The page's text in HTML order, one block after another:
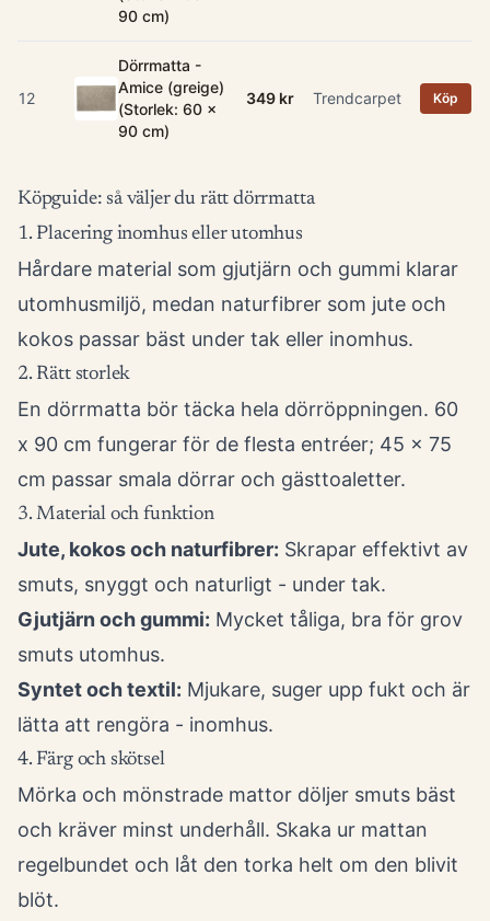
90 cm)
12
Dörrmatta -
Amice (greige)
(Storlek: 60 x
90 cm)
349 kr Trendcarpet Köp
Köpguide: så väljer du rätt dörrmatta
1. Placering inomhus eller utomhus
Hårdare material som gjutjärn och gummi klarar
utomhusmiljö, medan naturfibrer som jute och
kokos passar bäst under tak eller inomhus.
2. Rätt storlek
En dörrmatta bör täcka hela dörröppningen. 60
x 90 cm fungerar för de flesta entréer; 45 x 75
cm passar smala dörrar och gästtoaletter.
3. Material och funktion
Jute, kokos och naturfibrer: Skrapar effektivt av
smuts, snyggt och naturligt - under tak.
Gjutjärn och gummi: Mycket tåliga, bra för grov
smuts utomhus.
Syntet och textil: Mjukare, suger upp fukt och är
lätta att rengöra - inomhus.
4. Färg och skötsel
Mörka och mönstrade mattor döljer smuts bäst
och kräver minst underhåll. Skaka ur mattan
regelbundet och låt den torka helt om den blivit
blöt.